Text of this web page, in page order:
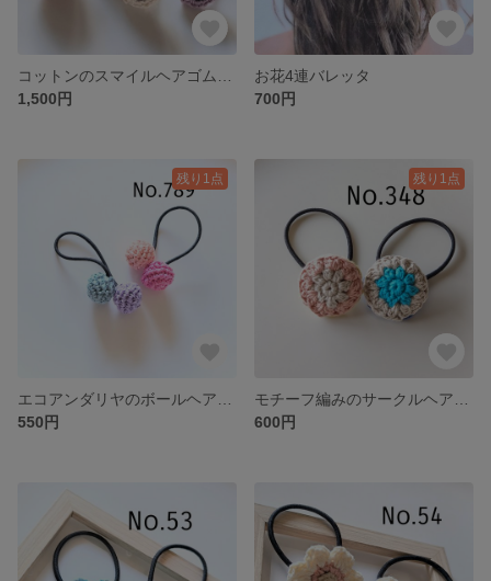
1,500円
お花4連バレッタ
700円
残り1点
550円
残り1点
600円